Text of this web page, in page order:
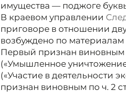
имущества — поджоге
В краевом управлении
приговоре в отношении
возбуждено по
Первый признан виновным
(«Умышленное
(«Участие в деятельности
признан виновным по ч. 2